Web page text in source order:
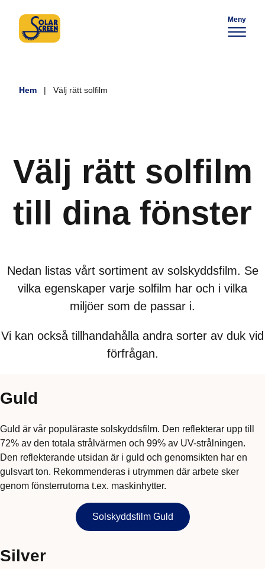
Meny
Hem | Välj rätt solfilm
Välj rätt solfilm
till dina fönster
Nedan listas vårt sortiment av solskyddsfilm. Se
vilka egenskaper varje solfilm har och i vilka
miljöer som de passar i.
Vi kan också tillhandahålla andra sorter av duk vid
förfrågan.
Guld
Guld är vår populäraste solskyddsfilm. Den reflekterar upp till
72% av den totala strålvärmen och 99% av UV-strålningen.
Den reflekterande utsidan är i guld och genomsikten har en
gulsvart ton. Rekommenderas i utrymmen där arbete sker
genom fönsterrutorna t.ex. maskinhytter.
Solskyddsfilm Guld
Silver